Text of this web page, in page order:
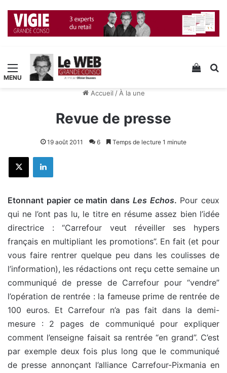
Menu Voir
Accueil / À la une
Revue de presse
19 août 2011 6 Temps de lecture 1 minute
X Linkedin
Etonnant papier ce matin dans Les Echos. Pour ceux
qui ne l’ont pas lu, le titre en résume assez bien l’idée
directrice : “Carrefour veut réveiller ses hypers
français en multipliant les promotions”. En fait (et pour
vous faire rentrer quelque peu dans les coulisses de
l’information), les rédactions ont reçu cette semaine un
communiqué de presse de Carrefour pour “vendre”
l’opération de rentrée : la fameuse prime de rentrée de
100 euros. Et Carrefour n’a pas fait dans la demi-
mesure : 2 pages de communiqué pour expliquer
comment l’enseigne faisait sa rentrée “en grand”. C’est
par exemple deux fois plus long que le communiqué
de presse annonçant l’alliance Carrefour-Pixmania en